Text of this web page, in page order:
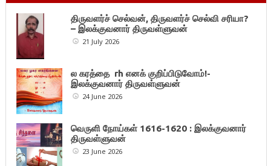
திருவளர்ச் செல்வன், திருவளர்ச் செல்வி சரியா?
– இலக்குவனார் திருவள்ளுவன்
21 July 2026
ல கரத்தை rh எனக் குறிப்பிடுவோம்!-
இலக்குவனார் திருவள்ளுவன்
24 June 2026
வெருளி நோய்கள் 1616-1620 : இலக்குவனார்
திருவள்ளுவன்
23 June 2026